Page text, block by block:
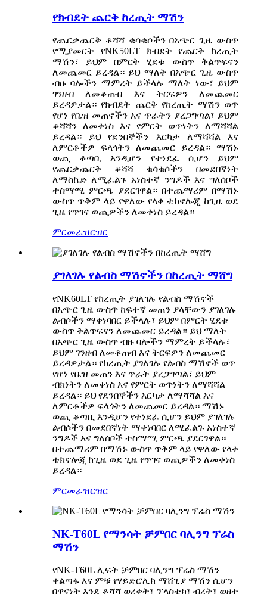
የክብደት ጨርቅ ከረጢት ማሽን
የጨርቃጨርቅ ቆሻሻ ቁሳቁሶችን በአጭር ጊዜ ውስጥ
የሚያመርት የNK50LT ክብደት የጨርቅ ከረጢት
ማሽን፣ ይህም በምርት ሂደቱ ውስጥ ቅልጥፍናን
ለመጨመር ይረዳል። ይህ ማለት በአጭር ጊዜ ውስጥ
ብዙ ባሎችን ማምረት ይችላሉ ማለት ነው፣ ይህም
ገንዘብ ለመቆጠብ እና ትርፍዎን ለመጨመር
ይረዳዎታል። የክብደት ጨርቅ የከረጢት ማሽን ወጥ
የሆነ የቤዝ መጠኖችን እና ጥራትን ያረጋግጣል፣ ይህም
ቆሻሻን ለመቀነስ እና የምርት ወጥነትን ለማሻሻል
ይረዳል። ይህ የደንበኞችን እርካታ ለማሻሻል እና
ለምርቶችዎ ፍላጎትን ለመጨመር ይረዳል። ማሽኑ
ወጪ ቆጣቢ እንዲሆን የተነደፈ ሲሆን ይህም
የጨርቃጨርቅ ቆሻሻ ቁሳቁሶችን በመደበኛነት
ለማስኬድ ለሚፈልጉ አነስተኛ ንግዶች እና ግለሰቦች
ተስማሚ ምርጫ ያደርገዋል። በተጨማሪም በማሽኑ
ውስጥ ጥቅም ላይ የዋለው የላቀ ቴክኖሎጂ ከጊዜ ወደ
ጊዜ የጥገና ወጪዎችን ለመቀነስ ይረዳል።
ምርመራዝርዝር
ያገለገሉ የልብስ ማሽኖችን በከረጢት ማሸግ
የNK60LT የከረጢት ያገለገሉ የልብስ ማሽኖች
በአጭር ጊዜ ውስጥ ከፍተኛ መጠን ያላቸውን ያገለገሉ
ልብሶችን ማቀነባበር ይችላሉ፣ ይህም በምርት ሂደቱ
ውስጥ ቅልጥፍናን ለመጨመር ይረዳል። ይህ ማለት
በአጭር ጊዜ ውስጥ ብዙ ባሎችን ማምረት ይችላሉ፣
ይህም ገንዘብ ለመቆጠብ እና ትርፍዎን ለመጨመር
ይረዳዎታል። የከረጢት ያገለገሉ የልብስ ማሽኖች ወጥ
የሆነ የቤዝ መጠን እና ጥራት ያረጋግጣል፣ ይህም
ብክነትን ለመቀነስ እና የምርት ወጥነትን ለማሻሻል
ይረዳል። ይህ የደንበኞችን እርካታ ለማሻሻል እና
ለምርቶችዎ ፍላጎትን ለመጨመር ይረዳል። ማሽኑ
ወጪ ቆጣቢ እንዲሆን የተነደፈ ሲሆን ይህም ያገለገሉ
ልብሶችን በመደበኛነት ማቀነባበር ለሚፈልጉ አነስተኛ
ንግዶች እና ግለሰቦች ተስማሚ ምርጫ ያደርገዋል።
በተጨማሪም በማሽኑ ውስጥ ጥቅም ላይ የዋለው የላቀ
ቴክኖሎጂ ከጊዜ ወደ ጊዜ የጥገና ወጪዎችን ለመቀነስ
ይረዳል።
ምርመራዝርዝር
NK-T60L የማንሳት ቻምበር ባሊንግ ፕሬስ
ማሽን
የNK-T60L ሊፍት ቻምበር ባሊንግ ፕሬስ ማሽን
ቀልጣፋ እና ምቹ የሃይድሮሊክ ማሸጊያ ማሽን ሲሆን
በዋናነት እንደ ቆሻሻ ወረቀት፣ ፕላስቲክ፣ ብረት፣ ወዘተ